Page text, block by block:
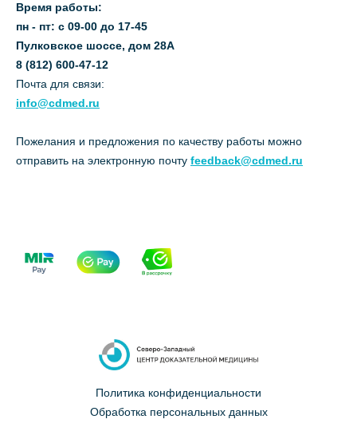
Время работы:
пн - пт: с 09-00 до 17-45
Пулковское шоссе, дом 28А
8 (812) 600-47-12
Почта для связи:
info@cdmed.ru
Пожелания и предложения по качеству работы можно
отправить на электронную почту feedback@cdmed.ru
Политика конфиденциальности
Обработка персональных данных